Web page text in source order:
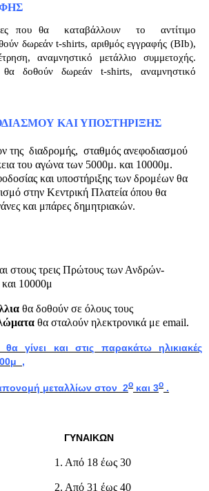
που θα καταβάλλουν το
αντίτιμο
δωρεάνt-shirts, αριθμός εγγραφής (BIb),
αναμνηστικό μετάλλιο συμμετοχής.
δοθούν δωρεάν t-shirts, αναμνηστικό
ΚΑΙ ΥΠΟΣΤΗΡΙΞΗΣ
της διαδρομής, σταθμός ανεφοδιασμού
του αγώνα των 5000μ. και 10000μ.
και υποστήριξης των δρομέων θα
στην Κεντρική Πλατεία όπου θα
και μπάρες δημητριακών.
στους τρεις Πρώτους των Ανδρών-
10000μ
θα δοθούν σε όλους τους
θα σταλούν ηλεκτρονικά με email.
γίνει και στις παρακάτω ηλικιακές
,
μεταλλίων στον 2ο και 3ο .
ΓΥΝΑΙΚΩΝ
1. Από 18 έως 30
2. Από 31 έως 40